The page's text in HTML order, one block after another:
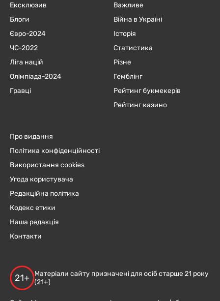
Ексклюзив
Блоги
Євро-2024
ЧC-2022
Ліга націй
Олімпіада-2024
Гравці
Важливе
Війна в Україні
Історія
Статистика
Різне
Гемблінг
Рейтинг букмекерів
Рейтинг казино
Про видання
Політика конфіденційності
Використання cookies
Угода користувача
Редакційна політика
Кодекс етики
Наша редакція
Контакти
21+
Матеріали сайту призначені для осіб старше 21 року
(21+)